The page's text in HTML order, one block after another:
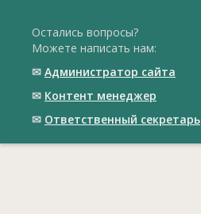
Остались вопросы?
Можете написать нам:
✉ Администратор сайта
✉ Контент менеджер
✉ Ответственный cекретарь